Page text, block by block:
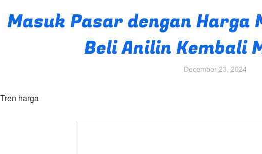
Masuk Pasar dengan Harga
Beli Anilin Kembali
December 23, 2024
Tren harga